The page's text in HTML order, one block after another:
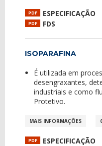
PDF ESPECIFICAÇÃO
PDF FDS
ISOPARAFINA
É utilizada em
desengraxantes,
industriais e como
Protetivo.
MAIS INFORMAÇÕES
PDF ESPECIFICAÇÃO